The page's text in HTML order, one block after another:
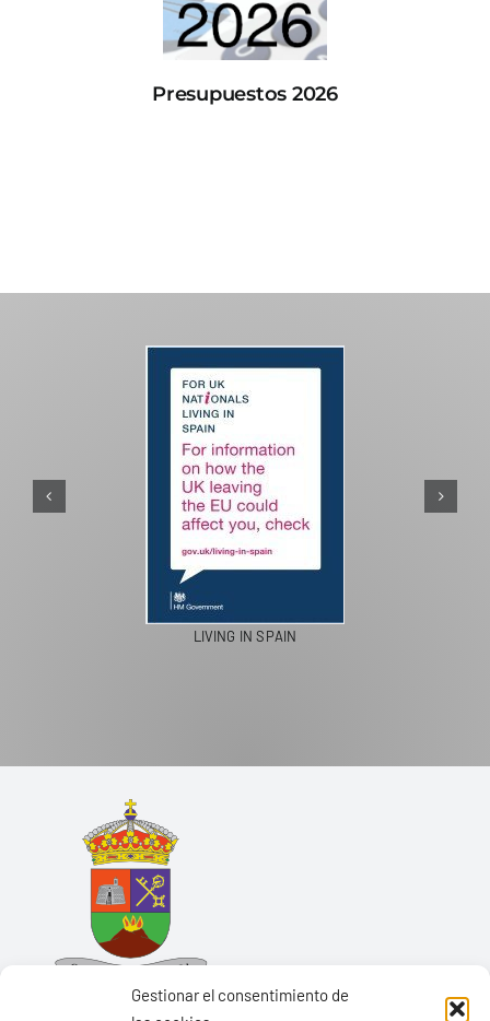
Gestionar el consentimiento de
Presupuestos 2026
LIVING IN SPAIN